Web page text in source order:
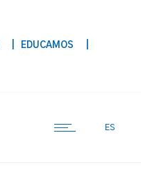
| EDUCAMOS
ES